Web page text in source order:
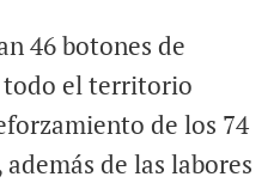
46 botones de
el territorio
de los 74
de las labores